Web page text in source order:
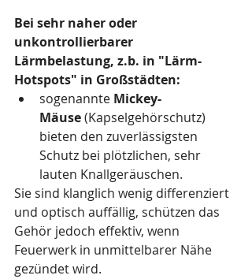
Bei sehr naher oder
unkontrollierbarer
Lärmbelastung, z.b. in "Lärm-
Hotspots" in Großstädten:
sogenannte Mickey-
Mäuse (Kapselgehörschutz)
bieten den zuverlässigsten
Schutz bei plötzlichen, sehr
lauten Knallgeräuschen.
Sie sind klanglich wenig differenziert
und optisch auffällig, schützen das
Gehör jedoch effektiv, wenn
Feuerwerk in unmittelbarer Nähe
gezündet wird.